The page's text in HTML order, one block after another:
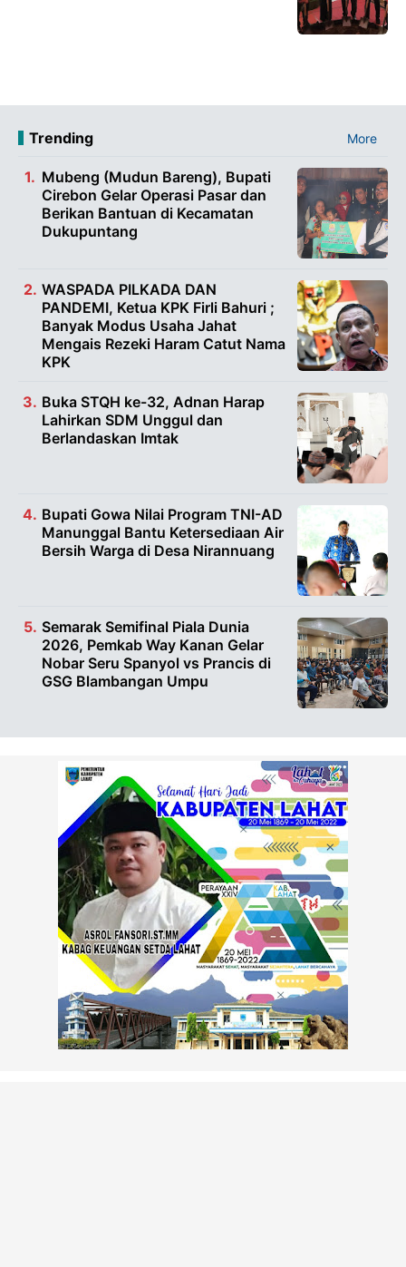
Trending More
Mubeng (Mudun Bareng), Bupati
Cirebon Gelar Operasi Pasar dan
Berikan Bantuan di Kecamatan
Dukupuntang
WASPADA PILKADA DAN
PANDEMI, Ketua KPK Firli Bahuri ;
Banyak Modus Usaha Jahat
Mengais Rezeki Haram Catut Nama
KPK
Buka STQH ke-32, Adnan Harap
Lahirkan SDM Unggul dan
Berlandaskan Imtak
Bupati Gowa Nilai Program TNI-AD
Manunggal Bantu Ketersediaan Air
Bersih Warga di Desa Nirannuang
Semarak Semifinal Piala Dunia
2026, Pemkab Way Kanan Gelar
Nobar Seru Spanyol vs Prancis di
GSG Blambangan Umpu